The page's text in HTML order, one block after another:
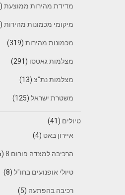
מדידת מהירות ממוצעת(6)
מיקומי מכמונות מהירות(2)
מכמונות מהירות(319)
מצלמות גאטסו (291)
מצלמות נת"צ(13)
משטרת ישראל(125)
טיולים (41)
איירון באט (4)
הרכיבה למצדה פורום 8 (16)
טיולי אופנועים בחו"ל(8)
רכיבה בהפתעה (5)